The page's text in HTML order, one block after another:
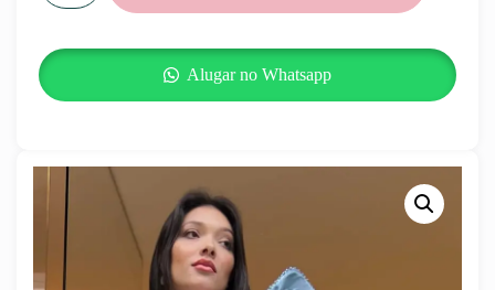
Alugar no Whatsapp